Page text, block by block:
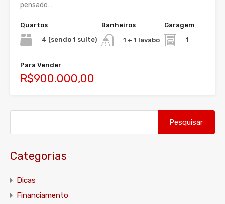
pensado…
Quartos
4 (sendo 1 suíte)
Banheiros
1 + 1 lavabo
Garagem
1
Para Vender
R$900.000,00
por:
Categorias
Dicas
Financiamento